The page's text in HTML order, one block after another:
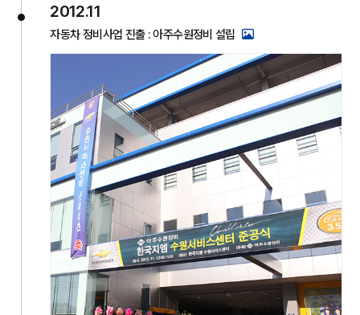
2012.11
자동차 정비사업 진출 : 아주수원정비 설립